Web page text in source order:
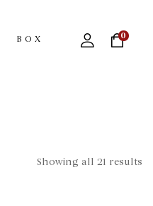
BOX 0
Showing all 21 results